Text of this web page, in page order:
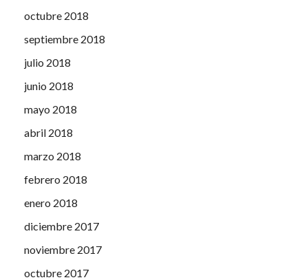
octubre 2018
septiembre 2018
julio 2018
junio 2018
mayo 2018
abril 2018
marzo 2018
febrero 2018
enero 2018
diciembre 2017
noviembre 2017
octubre 2017